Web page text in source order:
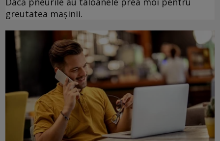
greutatea mașinii.